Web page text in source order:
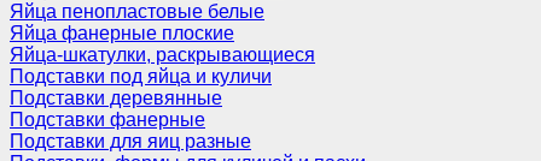
Яйца пенопластовые белые
Яйца фанерные плоские
Яйца-шкатулки, раскрывающиеся
Подставки под яйца и куличи
Подставки деревянные
Подставки фанерные
Подставки для яиц разные